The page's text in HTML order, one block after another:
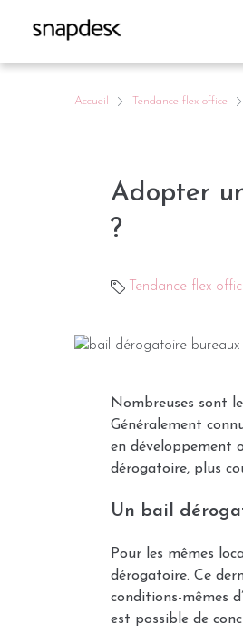
Accueil Tendance flex office
Adopter
?
Tendance flex
Nombreuses sont
Généralement
en développement
dérogatoire, plus
Un bail
Pour les mêmes
dérogatoire. Ce
conditions-mêmes
est possible de